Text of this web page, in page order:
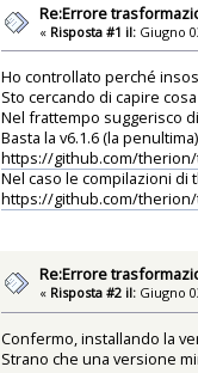
Re:Errore
« Risposta #1 il: Giugno
Ho controllato perché
Sto cercando di capire
Nel frattempo suggerisco
Basta la v6.1.6 (la
https://github.com/
Nel caso le compilazioni
https://github.com/
Re:Errore
« Risposta #2 il: Giugno
Confermo, installando la
Strano che una versione